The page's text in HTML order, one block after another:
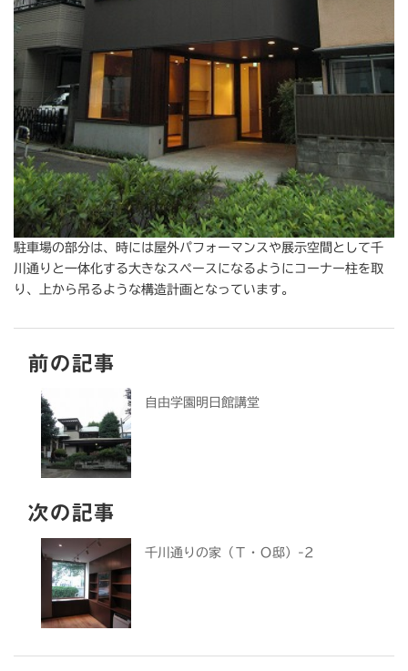
駐車場の部分は、時には屋外パフォーマンスや展示空間として千
川通りと一体化する大きなスペースになるようにコーナー柱を取
り、上から吊るような構造計画となっています。
前の記事
自由学園明日館講堂
次の記事
千川通りの家（Ｔ・Ｏ邸）-2